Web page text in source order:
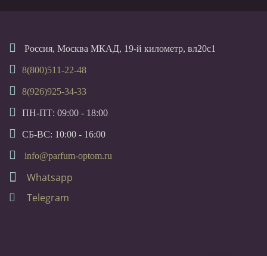
Россия, Москва МКАД, 19-й километр, вл20с1
8(800)511-22-48
8(926)925-34-33
ПН-ПТ: 09:00 - 18:00
СБ-ВС: 10:00 - 16:00
info@parfum-optom.ru
Whatsapp
Telegram